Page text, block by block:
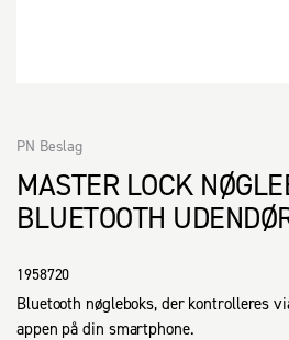
MASTER LOCK
BLUETOOTH
PN Beslag
1958720
Bluetooth nøgleboks, der kontrolleres
appen på din smartphone.